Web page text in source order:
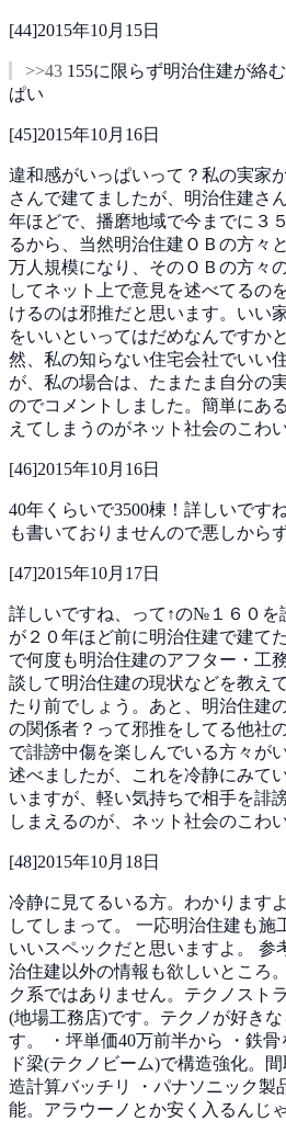
[44]2015年10月15日
>>43 155に限らず明治住建が絡
ぱい
[45]2015年10月16日
違和感がいっぱいって？私の実家
さんで建てましたが、明治住建さ
年ほどで、播磨地域で今までに３
るから、当然明治住建ＯＢの方々
万人規模になり、そのＯＢの方々
してネット上で意見を述べてるの
けるのは邪推だと思います。いい
をいいといってはだめなんですか
然、私の知らない住宅会社でいい
が、私の場合は、たまたま自分の
のでコメントしました。簡単にあ
えてしまうのがネット社会のこわ
[46]2015年10月16日
40年くらいで3500棟！詳しいです
も書いておりませんので悪しからず
[47]2015年10月17日
詳しいですね、って↑の№１６０を
が２０年ほど前に明治住建で建て
で何度も明治住建のアフター・工
談して明治住建の現状などを教え
たり前でしょう。あと、明治住建
の関係者？って邪推をしてる他社
で誹謗中傷を楽しんでいる方々が
述べましたが、これを冷静にみて
いますが、軽い気持ちで相手を誹
しまえるのが、ネット社会のこわ
[48]2015年10月18日
冷静に見てるいる方。わかります
してしまって。 一応明治住建も施
いいスペックだと思いますよ。 参
治住建以外の情報も欲しいところ。
ク系ではありません。テクノスト
(地場工務店)です。テクノが好き
す。
・坪単価40万前半から
・鉄
ド梁(テクノビーム)で構造強化。
造計算バッチリ
・パナソニック
能。アラウーノとか安く入るんじ